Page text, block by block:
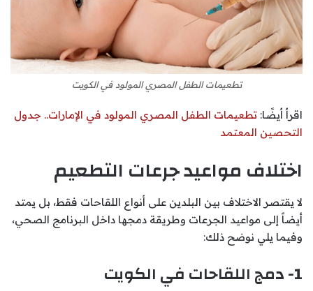
تطعيمات الطفل المصري المولود في الكويت
اقرأ أيضًا: تطعيمات الطفل المصري المولود في الإمارات.. جدول
التحصين المعتمد
اختلاف مواعيد جرعات التطعيم
لا يقتصر الاختلاف بين البلدين على أنواع اللقاحات فقط، بل يمتد
أيضاً إلى مواعيد الجرعات وطريقة دمجها داخل البرنامج الصحي،
وفيما يلي نوضح ذلك:
1- دمج اللقاحات في الكويت